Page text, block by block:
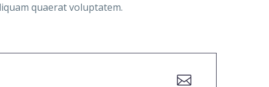
quaerat voluptatem.

